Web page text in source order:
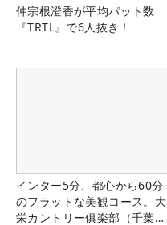
仲宗根澄香が平均パット数
『TRTL』で6人抜き！
インター5分、都心から60分
のフラットな美観コース。大
栄カントリー俱楽部（千葉